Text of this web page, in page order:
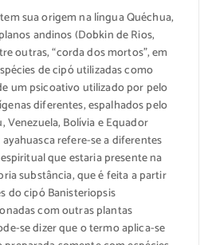
sua origem na língua Quéchua,
andinos (Dobkin de Rios,
outras, “corda dos mortos”, em
de cipó utilizadas como
um psicoativo utilizado por pelo
diferentes, espalhados pelo
Venezuela, Bolívia e Equador
ayahuasca refere-se a diferentes
que estaria presente na
substância, que é feita a partir
do cipó Banisteriopsis
com outras plantas
se dizer que o termo aplica-se